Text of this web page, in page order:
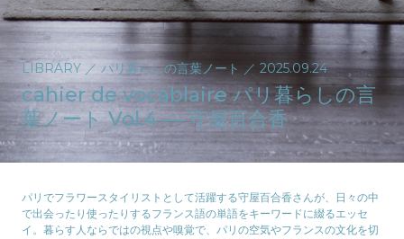
LIBRARY ／ パリ暮らしの言葉ノート ／ 2025.09.24
cahier de vocablaire パリ暮らしの言
葉ノート Vol.4 — 守屋百合香
パリでフラワースタイリストとして活躍する守屋百合香さんが、日々の中
で出会ったり使ったりするフランス語の単語をキーワードに綴るエッセ
イ。暮らす人ならではの視点や嗅覚で、パリの空気やフランスの文化を切